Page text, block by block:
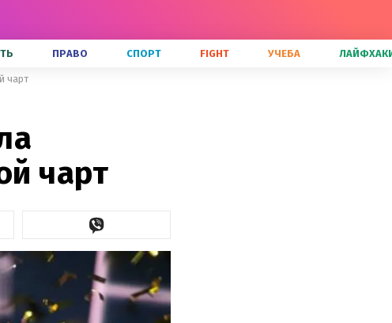
ПРАВО СПОРТ FIGHT УЧЕБА
чарт
чарт